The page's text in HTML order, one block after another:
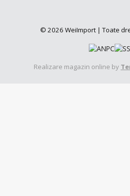
© 2026 WeiImport | Toate
Realizare magazin online by